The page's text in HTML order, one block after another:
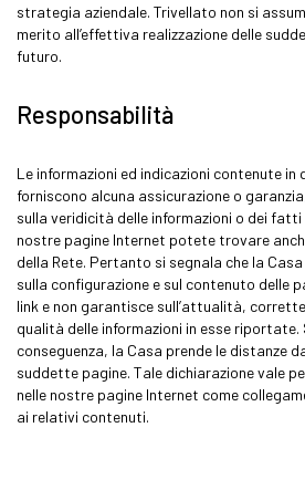
strategia aziendale. Trivellato non si
merito all’effettiva realizzazione delle
futuro.
Responsabilità
Le informazioni ed indicazioni contenute in
forniscono alcuna assicurazione o
sulla veridicità delle informazioni o dei
nostre pagine Internet potete trovare
della Rete. Pertanto si segnala che la
sulla configurazione e sul contenuto delle
link e non garantisce sull’attualità,
qualità delle informazioni in esse riportate.
conseguenza, la Casa prende le distanze
suddette pagine. Tale dichiarazione vale
nelle nostre pagine Internet come
ai relativi contenuti.